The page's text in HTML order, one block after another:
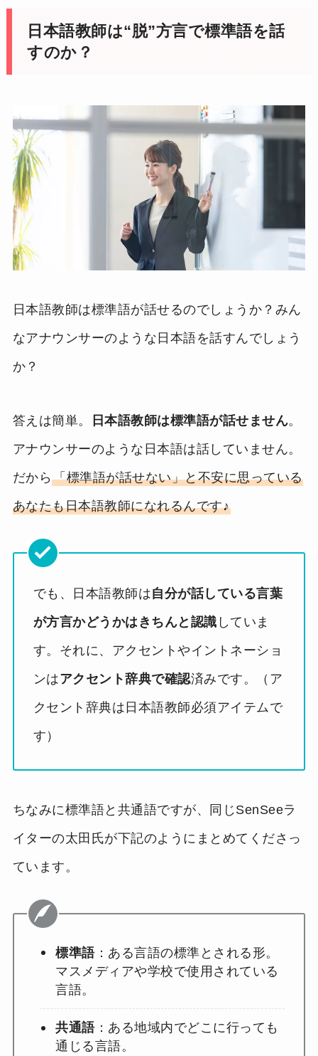
日本語教師は“脱”方言で標準語を話
すのか？
日本語教師は標準語が話せるのでしょうか？みん
なアナウンサーのような日本語を話すんでしょう
か？
答えは簡単。 日本語教師は標準語が話せません。
アナウンサーのような日本語は話していません。
だから「標準語が話せない」と不安に思っている
あなたも日本語教師になれるんです♪
でも、日本語教師は自分が話している言葉
が方言かどうかはきちんと認識 していま
す。それに、アクセントやイントネーショ
ンはアクセント辞典で確認済みです。（ア
クセント辞典は日本語教師必須アイテムで
す）
ちなみに標準語と共通語ですが、同じSenSeeラ
イターの太田氏が下記のようにまとめてくださっ
ています。
標準語：ある言語の標準とされる形。
マスメディアや学校で使用されている
言語。
共通語：ある地域内でどこに行っても
通じる言語。